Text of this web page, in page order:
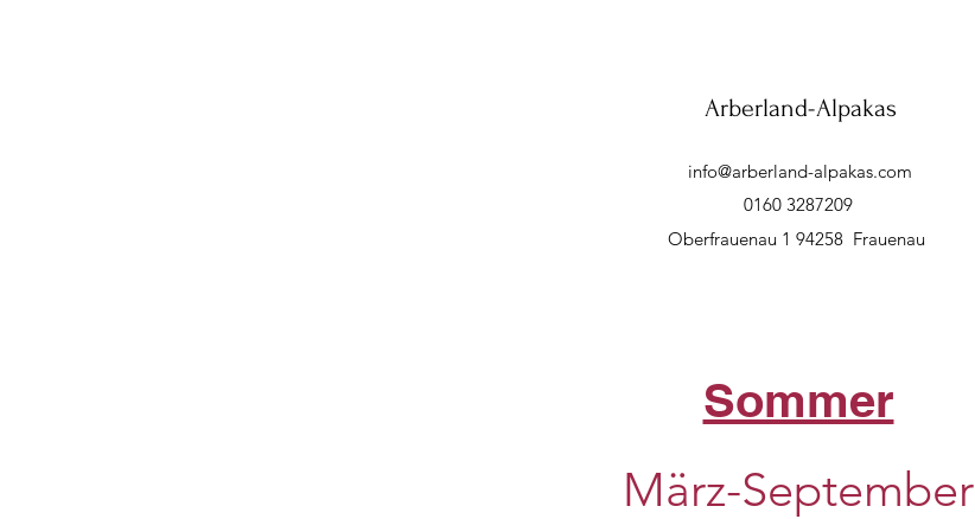
Arberland-Alpakas
info@arberland-alpakas.com
0160 3287209
Oberfrauenau 1 94258 Frauenau
Sommer
März-September